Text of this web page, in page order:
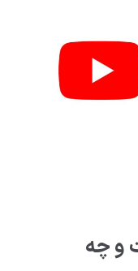
و چه